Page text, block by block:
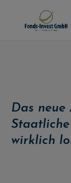
Das neue
wirklich